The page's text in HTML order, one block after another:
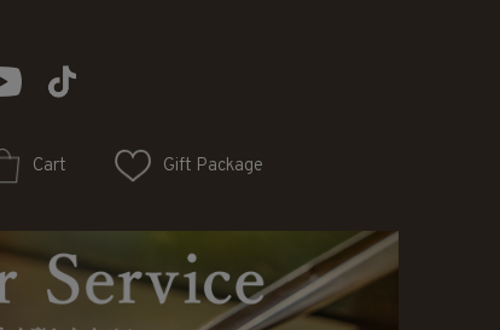
Cart Gift Package